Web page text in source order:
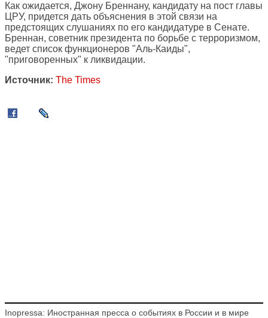
Как ожидается, Джону Бреннану, кандидату на пост главы
ЦРУ, придется дать объяснения в этой связи на
предстоящих слушаниях по его кандидатуре в Сенате.
Бреннан, советник президента по борьбе с терроризмом,
ведет список функционеров "Аль-Каиды",
"приговоренных" к ликвидации.
Источник: The Times
Inopressa: Иностранная пресса о событиях в России и в мире